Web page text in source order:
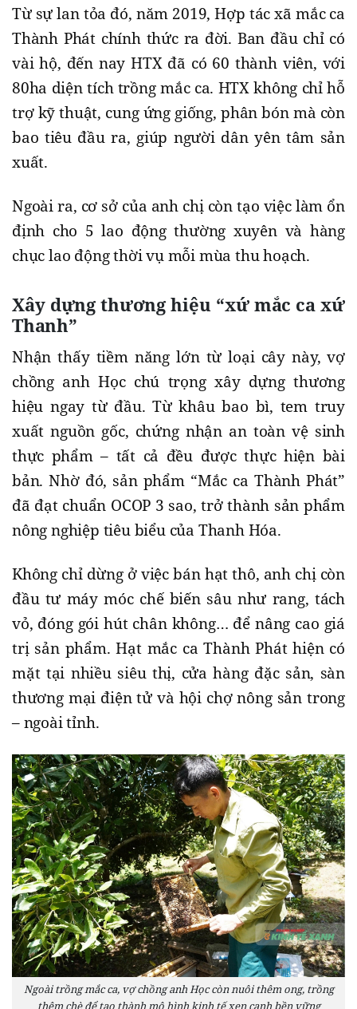
Từ sự lan tỏa đó, năm 2019, Hợp tác xã mắc ca
Thành Phát chính thức ra đời. Ban đầu chỉ có
vài hộ, đến nay HTX đã có 60 thành viên, với
80ha diện tích trồng mắc ca. HTX không chỉ hỗ
trợ kỹ thuật, cung ứng giống, phân bón mà còn
bao tiêu đầu ra, giúp người dân yên tâm sản
xuất.
Ngoài ra, cơ sở của anh chị còn tạo việc làm ổn
định cho 5 lao động thường xuyên và hàng
chục lao động thời vụ mỗi mùa thu hoạch.
Xây dựng thương hiệu “xứ mắc ca xứ
Thanh”
Nhận thấy tiềm năng lớn từ loại cây này, vợ
chồng anh Học chú trọng xây dựng thương
hiệu ngay từ đầu. Từ khâu bao bì, tem truy
xuất nguồn gốc, chứng nhận an toàn vệ sinh
thực phẩm – tất cả đều được thực hiện bài
bản. Nhờ đó, sản phẩm “Mắc ca Thành Phát”
đã đạt chuẩn OCOP 3 sao, trở thành sản phẩm
nông nghiệp tiêu biểu của Thanh Hóa.
Không chỉ dừng ở việc bán hạt thô, anh chị còn
đầu tư máy móc chế biến sâu như rang, tách
vỏ, đóng gói hút chân không… để nâng cao giá
trị sản phẩm. Hạt mắc ca Thành Phát hiện có
mặt tại nhiều siêu thị, cửa hàng đặc sản, sàn
thương mại điện tử và hội chợ nông sản trong
– ngoài tỉnh.
Ngoài trồng mắc ca, vợ chồng anh Học còn nuôi thêm ong, trồng
thêm chè để tạo thành mô hình kinh tế xen canh bền vững